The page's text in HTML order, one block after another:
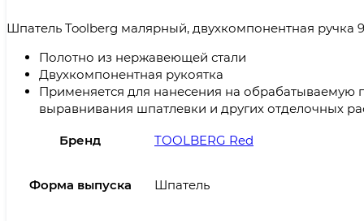
Шпатель Toolberg малярный, двухкомпонентная ручка
Полотно из нержавеющей стали
Двухкомпонентная рукоятка
Применяется для нанесения на обрабатываемую
выравнивания шпатлевки и других отделочных
Бренд TOOLBERG Red
Форма выпуска Шпатель